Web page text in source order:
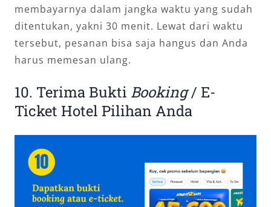
membayarnya dalam jangka waktu yang sudah
ditentukan, yakni 30 menit. Lewat dari waktu
tersebut, pesanan bisa saja hangus dan Anda
harus memesan ulang.
10. Terima Bukti Booking/ E-
Ticket Hotel Pilihan Anda